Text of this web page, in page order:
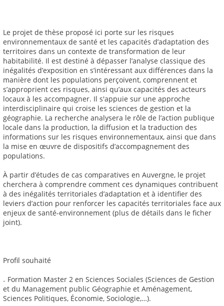
Le projet de thèse proposé ici porte sur les risques
environnementaux de santé et les capacités d’adaptation des
territoires dans un contexte de transformation de leur
habitabilité. Il est destiné à dépasser l’analyse classique des
inégalités d’exposition en s’intéressant aux différences dans la
manière dont les populations perçoivent, comprennent et
s’approprient ces risques, ainsi qu’aux capacités des acteurs
locaux à les accompagner. Il s'appuie sur une approche
interdisciplinaire qui croise les sciences de gestion et la
géographie. La recherche analysera le rôle de l’action publique
locale dans la production, la diffusion et la traduction des
informations sur les risques environnementaux, ainsi que dans
la mise en œuvre de dispositifs d’accompagnement des
populations.
À partir d’études de cas comparatives en Auvergne, le projet
cherchera à comprendre comment ces dynamiques contribuent
à des inégalités territoriales d’adaptation et à identifier des
leviers d’action pour renforcer les capacités territoriales face aux
enjeux de santé-environnement (plus de détails dans le ficher
joint).
Profil souhaité
₋ Formation Master 2 en Sciences Sociales (Sciences de Gestion
et du Management public Géographie et Aménagement,
Sciences Politiques, Économie, Sociologie,…).